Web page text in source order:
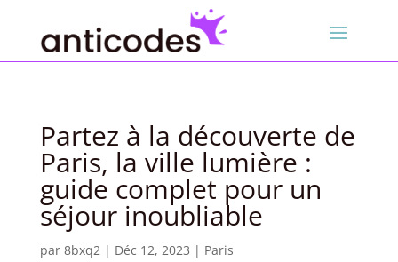
Partez à la découverte de
Paris, la ville lumière :
guide complet pour un
séjour inoubliable
par 8bxq2| Déc 12, 2023 | Paris